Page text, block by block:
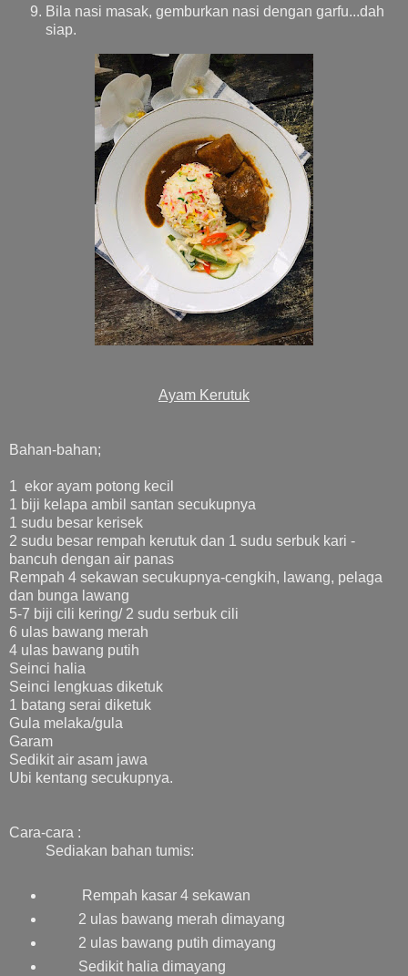
Bila nasi masak, gemburkan nasi dengan garfu...dah
siap.
Ayam Kerutuk
Bahan-bahan;
1 ekor ayam potong kecil
1 biji kelapa ambil santan secukupnya
1 sudu besar kerisek
2 sudu besar rempah kerutuk dan 1 sudu serbuk kari -
bancuh dengan air panas
Rempah 4 sekawan secukupnya-cengkih, lawang, pelaga
dan bunga lawang
5-7 biji cili kering/ 2 sudu serbuk cili
6 ulas bawang merah
4 ulas bawang putih
Seinci halia
Seinci lengkuas diketuk
1 batang serai diketuk
Gula melaka/gula
Garam
Sedikit air asam jawa
Ubi kentang secukupnya.
Cara-cara :
Sediakan bahan tumis:
Rempah kasar 4 sekawan
2 ulas bawang merah dimayang
2 ulas bawang putih dimayang
Sedikit halia dimayang